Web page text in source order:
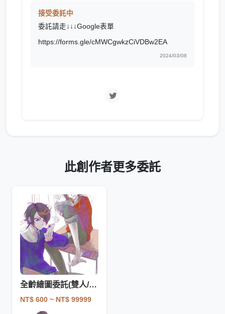
接受委託中
委託請走↓↓↓Google表單
https://forms.gle/cMWCgwkzCiVDBw2EA
2024/03/08
此創作者更多委託
全齡繪圖委託(雙人/多人)
NT$ 600 ~ NT$ 99999